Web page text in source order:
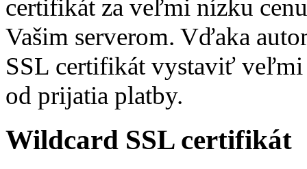
certifikát za veľmi nízku
Vašim serverom. Vďaka
SSL certifikát vystaviť
od prijatia platby.
Wildcard SSL certifikát